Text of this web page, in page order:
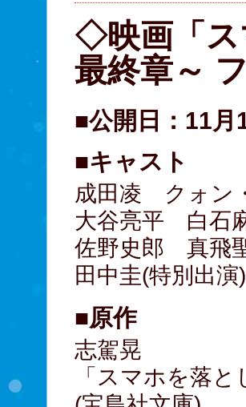
◇映画「ス
最終章～
■公開日：11月
■キャスト
成田凌 クォン
大谷亮平 白石
佐野史郎 真飛
田中圭(特別出
■原作
志駕晃
「スマホを落